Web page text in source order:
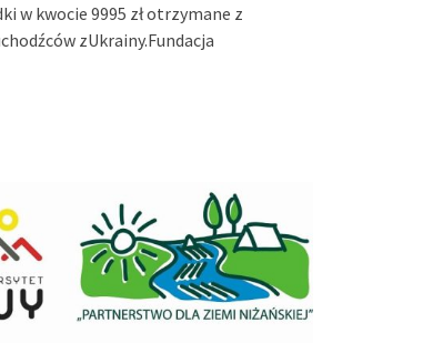
w kwocie 9995 zł otrzymane z
zUkrainy.Fundacja